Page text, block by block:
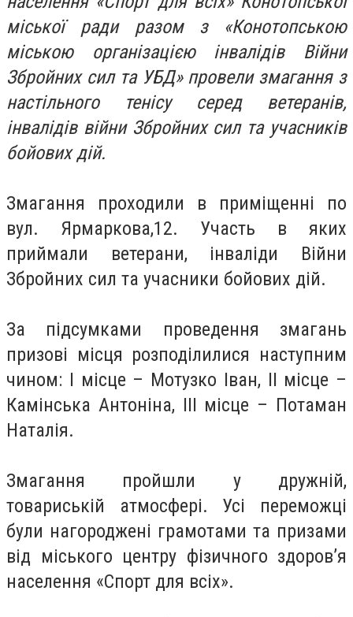
міської ради разом з «Конотопською
міською організацією інвалідів Війни
Збройних сил та УБД» провели змагання з
настільного тенісу серед ветеранів,
інвалідів війни Збройних сил та учасників
бойових дій.
Змагання проходили в приміщенні по
вул. Ярмаркова,12. Участь в яких
приймали ветерани, інваліди Війни
Збройних сил та учасники бойових дій.
За підсумками проведення змагань
призові місця розподілилися наступним
чином: І місце – Мотузко Іван, ІІ місце –
Камінська Антоніна, ІІІ місце – Потаман
Наталія.
Змагання пройшли у дружній,
товариській атмосфері. Усі переможці
були нагороджені грамотами та призами
від міського центру фізичного здоров’я
населення «Спорт для всіх».